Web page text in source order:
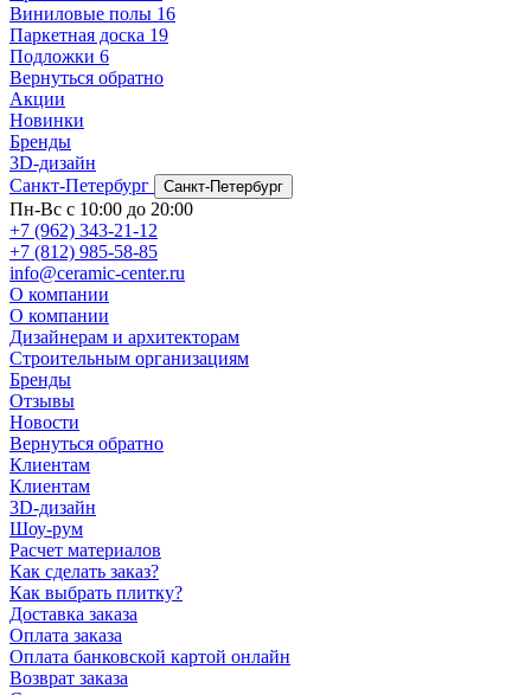
Виниловые полы 16
Паркетная доска 19
Подложки 6
Вернуться обратно
Акции
Новинки
Бренды
3D-дизайн
Санкт-Петербург
Санкт-Петербург
Пн-Вс с 10:00 до 20:00
+7 (962) 343-21-12
+7 (812) 985-58-85
info@ceramic-center.ru
О компании
О компании
Дизайнерам и архитекторам
Строительным организациям
Бренды
Отзывы
Новости
Вернуться обратно
Клиентам
Клиентам
3D-дизайн
Шоу-рум
Расчет материалов
Как сделать заказ?
Как выбрать плитку?
Доставка заказа
Оплата заказа
Оплата банковской картой онлайн
Возврат заказа